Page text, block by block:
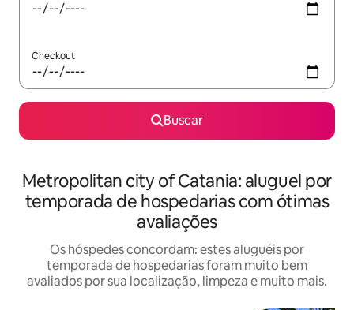
Checkout
Buscar
Metropolitan city of Catania: aluguel por
temporada de hospedarias com ótimas
avaliações
Os hóspedes concordam: estes aluguéis por
temporada de hospedarias foram muito bem
avaliados por sua localização, limpeza e muito mais.